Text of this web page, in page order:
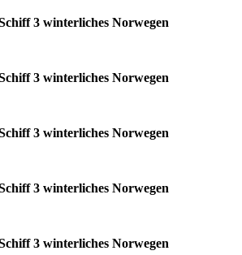
3 winterliches Norwegen
3 winterliches Norwegen
3 winterliches Norwegen
3 winterliches Norwegen
3 winterliches Norwegen